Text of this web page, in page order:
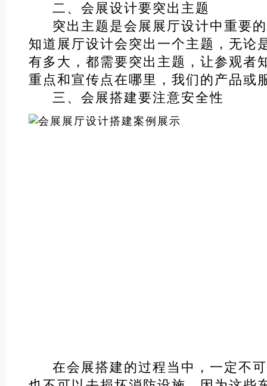
二、会展设计要突出主题
突出主题是会展展厅设计中重要的
知道展厅设计会突出一个主题，无论
有多大，都需要突出主题，让参观者
重点和宣传点在哪里，我们的产品或
三、会展搭建要注意安全性
在会展搭建的过程当中，一定不可